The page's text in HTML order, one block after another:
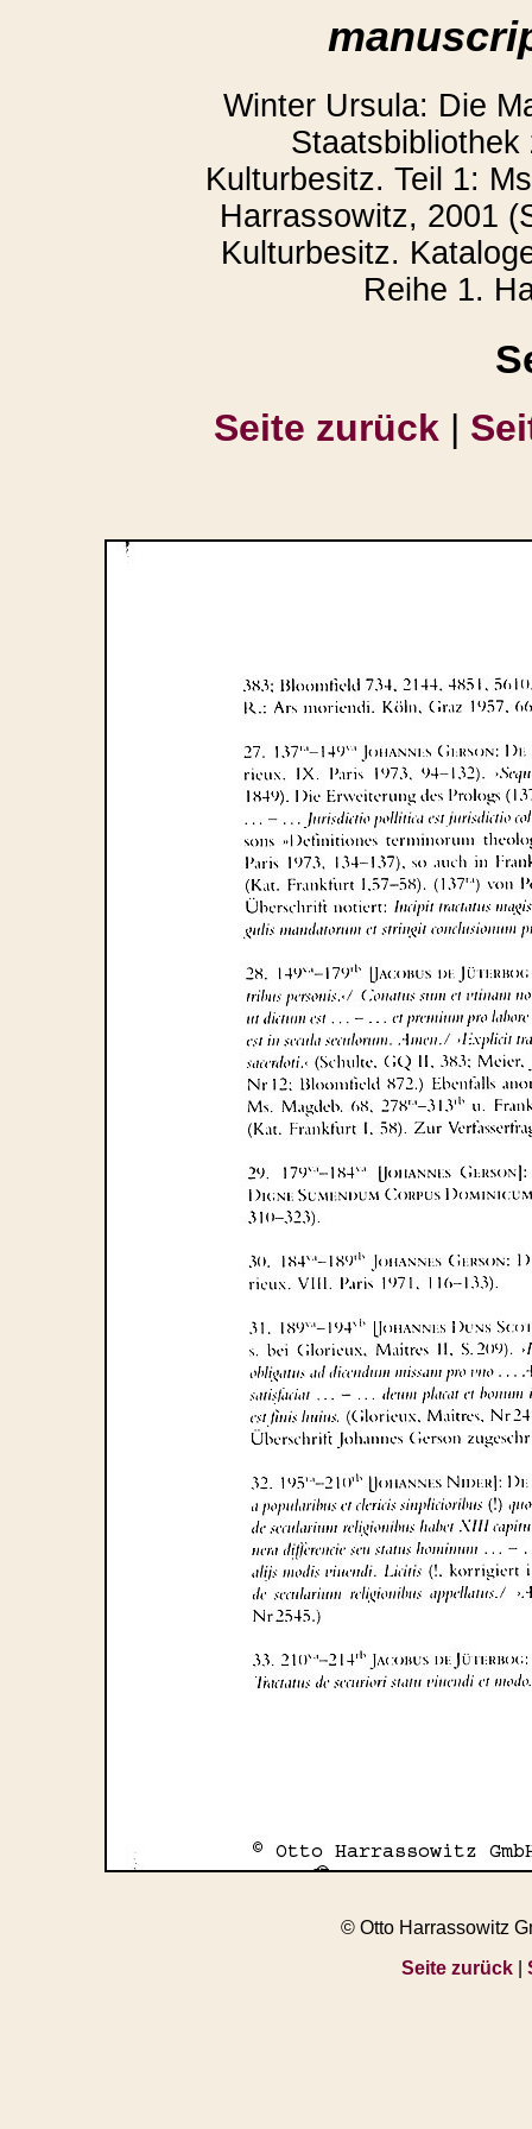
Winter Ursula: Die
Kulturbesitz. Teil 1:
Harrassowitz, 2001
Kulturbesitz.
Reihe 1.
Seite zurück |
© Otto Harrassowitz
Seite zurück|